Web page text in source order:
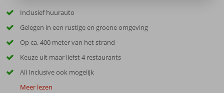
Inclusief huurauto
Gelegen in een rustige en groene omgeving
Op ca. 400 meter van het strand
Keuze uit maar liefst 4 restaurants
All Inclusive ook mogelijk
Meer lezen